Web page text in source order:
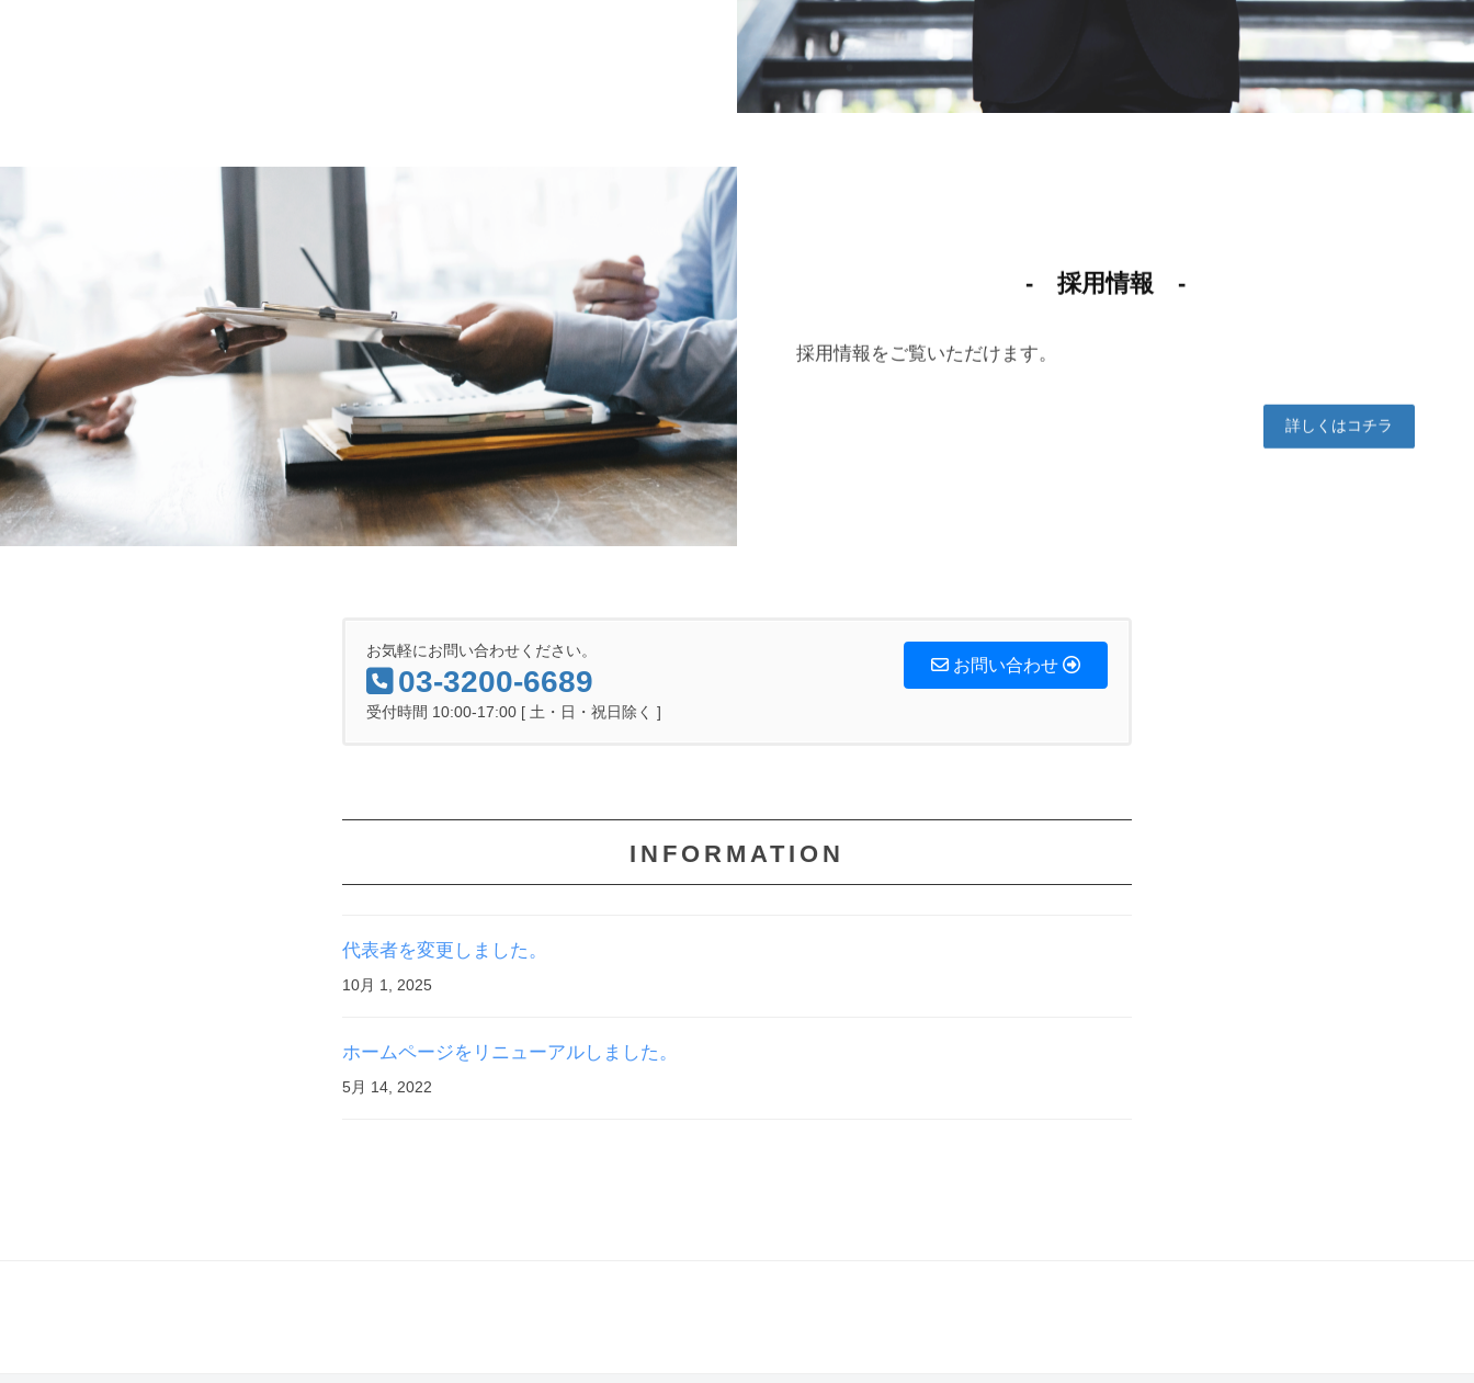
- 採用情報 -
採用情報をご覧いただけます。
詳しくはコチラ
お気軽にお問い合わせください。
03-3200-6689
受付時間 10:00-17:00 [ 土・日・祝日除く ]
お問い合わせ
INFORMATION
代表者を変更しました。
10月 1, 2025
ホームページをリニューアルしました。
5月 14, 2022